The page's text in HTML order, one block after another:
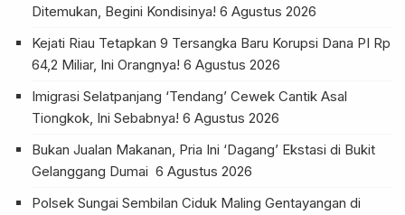
Ditemukan, Begini Kondisinya! 6 Agustus 2026
Kejati Riau Tetapkan 9 Tersangka Baru Korupsi Dana PI Rp
64,2 Miliar, Ini Orangnya! 6 Agustus 2026
Imigrasi Selatpanjang ‘Tendang’ Cewek Cantik Asal
Tiongkok, Ini Sebabnya! 6 Agustus 2026
Bukan Jualan Makanan, Pria Ini ‘Dagang’ Ekstasi di Bukit
Gelanggang Dumai 6 Agustus 2026
Polsek Sungai Sembilan Ciduk Maling Gentayangan di